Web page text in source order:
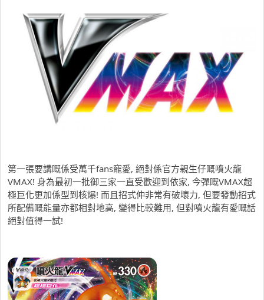
第一張要講嘅係受萬千fans寵愛, 絕對係官方親生仔嘅噴火龍
VMAX! 身為最初一批御三家一直受歡迎到依家, 今彈嘅VMAX超
極巨化更加係型到核爆! 而且招式仲非常有破壞力, 但要發動招式
所配備嘅能量亦都相對地高, 變得比較難用, 但對噴火龍有愛嘅話
絕對值得一試!